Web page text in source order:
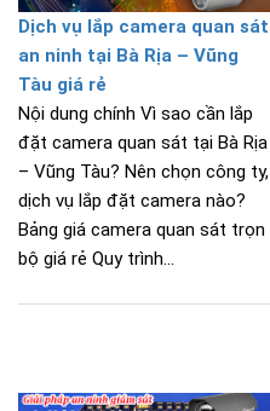
Dịch vụ lắp camera quan sát
an ninh tại Bà Rịa – Vũng
Tàu giá rẻ
Nội dung chính Vì sao cần lắp
đặt camera quan sát tại Bà Rịa
– Vũng Tàu? Nên chọn công ty,
dịch vụ lắp đặt camera nào?
Bảng giá camera quan sát trọn
bộ giá rẻ Quy trình...